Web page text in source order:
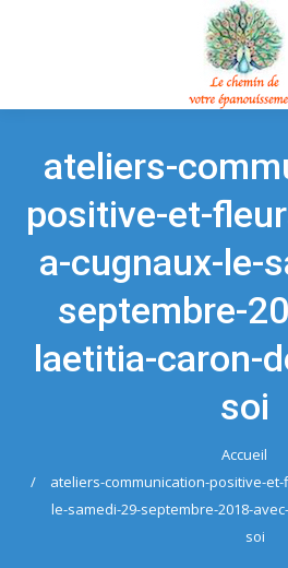
ateliers-
positive-et-
a-cugnaux-le-
septembre-
laetitia-caron-
soi
Accueil
ateliers-communication-positive-
le-samedi-29-septembre-2018-
soi